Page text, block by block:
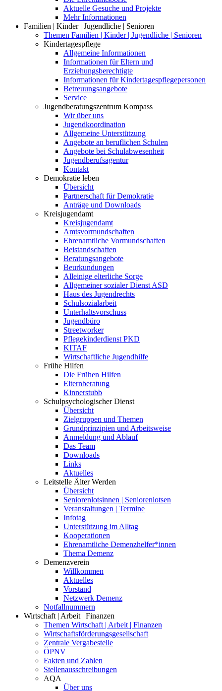
Aktuelle Gesuche und Projekte
Mehr Informationen
Familien | Kinder | Jugendliche | Senioren
Themen Familien | Kinder | Jugendliche | Senioren
Kindertagespflege
Allgemeine Informationen
Informationen für Eltern und
Erziehungsberechtigte
Informationen für Kindertagespflegepersonen
Betreuungsangebote
Service
Jugendberatungszentrum Kompass
Wir über uns
Jugendkoordination
Allgemeine Unterstützung
Angebote an beruflichen Schulen
Angebote bei Schulabwesenheit
Jugendberufsagentur
Kontakt
Demokratie leben
Übersicht
Partnerschaft für Demokratie
Anträge und Downloads
Kreisjugendamt
Kreisjugendamt
Amtsvormundschaften
Ehrenamtliche Vormundschaften
Beistandschaften
Beratungsangebote
Beurkundungen
Alleinige elterliche Sorge
Allgemeiner sozialer Dienst ASD
Haus des Jugendrechts
Schulsozialarbeit
Unterhaltsvorschuss
Jugendbüro
Streetworker
Pflegekinderdienst PKD
KITAF
Wirtschaftliche Jugendhilfe
Frühe Hilfen
Die Frühen Hilfen
Elternberatung
Kinnerstubb
Schulpsychologischer Dienst
Übersicht
Zielgruppen und Themen
Grundprinzipien und Arbeitsweise
Anmeldung und Ablauf
Das Team
Downloads
Links
Aktuelles
Leitstelle Älter Werden
Übersicht
Seniorenlotsinnen | Seniorenlotsen
Veranstaltungen | Termine
Infotag
Unterstützung im Alltag
Kooperationen
Ehrenamtliche Demenzhelfer*innen
Thema Demenz
Demenzverein
Willkommen
Aktuelles
Vorstand
Netzwerk Demenz
Notfallnummern
Wirtschaft | Arbeit | Finanzen
Themen Wirtschaft | Arbeit | Finanzen
Wirtschaftsförderungsgesellschaft
Zentrale Vergabestelle
ÖPNV
Fakten und Zahlen
Stellenausschreibungen
AQA
Über uns